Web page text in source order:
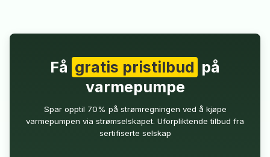
Få gratis pristilbud på
varmepumpe
Spar opptil 70% på strømregningen ved å kjøpe
varmepumpen via strømselskapet. Uforpliktende tilbud fra
sertifiserte selskap